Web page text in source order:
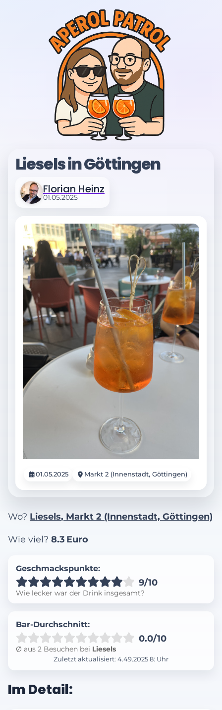
Liesels in Göttingen
Florian Heinz
01.05.2025
01.05.2025 Markt 2 (Innenstadt, Göttingen)
Wo? Liesels, Markt 2 (Innenstadt, Göttingen)
Wie viel? 8.3 Euro
Geschmackspunkte:
9/10
Wie lecker war der Drink insgesamt?
Bar-Durchschnitt:
0.0/10
Ø aus 2 Besuchen bei Liesels
Zuletzt aktualisiert: 4.49.2025 8: Uhr
Im Detail: